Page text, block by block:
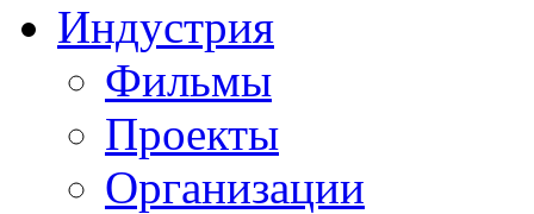
Индустрия
Фильмы
Проекты
Организации